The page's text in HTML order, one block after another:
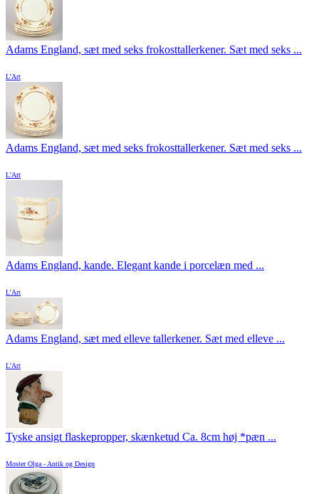
Adams England, sæt med seks frokosttallerkener. Sæt med seks ...
L'Art
Adams England, sæt med seks frokosttallerkener. Sæt med seks ...
L'Art
Adams England, kande. Elegant kande i porcelæn med ...
L'Art
Adams England, sæt med elleve tallerkener. Sæt med elleve ...
L'Art
Tyske ansigt flaskepropper, skænketud Ca. 8cm høj *pæn ...
Moster Olga - Antik og Design